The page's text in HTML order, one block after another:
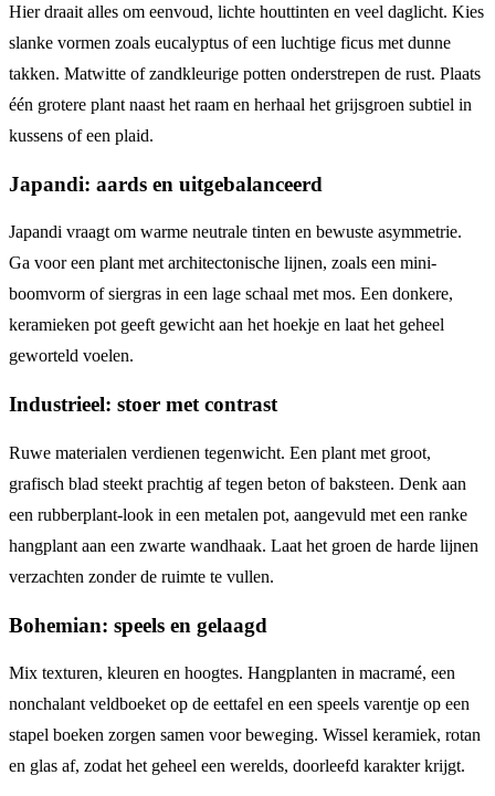
Hier draait alles om eenvoud, lichte houttinten en veel daglicht. Kies
slanke vormen zoals eucalyptus of een luchtige ficus met dunne
takken. Matwitte of zandkleurige potten onderstrepen de rust. Plaats
één grotere plant naast het raam en herhaal het grijsgroen subtiel in
kussens of een plaid.
Japandi: aards en uitgebalanceerd
Japandi vraagt om warme neutrale tinten en bewuste asymmetrie.
Ga voor een plant met architectonische lijnen, zoals een mini-
boomvorm of siergras in een lage schaal met mos. Een donkere,
keramieken pot geeft gewicht aan het hoekje en laat het geheel
geworteld voelen.
Industrieel: stoer met contrast
Ruwe materialen verdienen tegenwicht. Een plant met groot,
grafisch blad steekt prachtig af tegen beton of baksteen. Denk aan
een rubberplant-look in een metalen pot, aangevuld met een ranke
hangplant aan een zwarte wandhaak. Laat het groen de harde lijnen
verzachten zonder de ruimte te vullen.
Bohemian: speels en gelaagd
Mix texturen, kleuren en hoogtes. Hangplanten in macramé, een
nonchalant veldboeket op de eettafel en een speels varentje op een
stapel boeken zorgen samen voor beweging. Wissel keramiek, rotan
en glas af, zodat het geheel een werelds, doorleefd karakter krijgt.